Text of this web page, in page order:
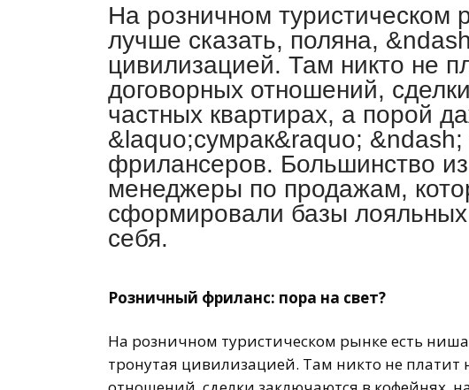
На розничном туристическом
лучше сказать, поляна,
цивилизацией. Там никто не
договорных отношений,
частных квартирах, а порой
&laquo;сумрак&raquo; &ndash;
фрилансеров. Большинство
менеджеры по продажам,
сформировали базы
себя.
Розничный фриланс: пора на свет?
На розничном туристическом рынке есть
тронутая цивилизацией. Там никто не